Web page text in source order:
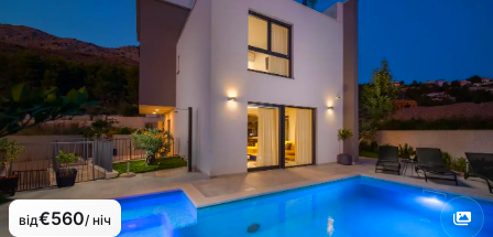
від€560/ ніч